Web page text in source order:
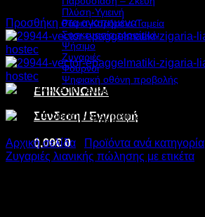
Πλύση-Υγιεινή
Ράφια-Καρότσια-Ταμεία
Συσκευασία τροφίμων
Ψήσιμο
Ζυγαριές
Φούρνοι
Ψηφιακή οθόνη προβολής
ΕΠΙΚΟΙΝΩΝΙΑ
Σύνδεση / Εγγραφή
0,00€ 0
Προσθήκη στα αγαπημένα
Αρχική σελίδα Προϊόντα ανά κατηγορία
Ζυγαριές λιανικής πώλησης με ετικέτα